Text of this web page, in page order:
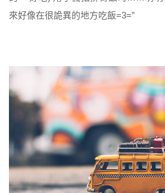
來好像在很詭異的地方吃飯=3=”